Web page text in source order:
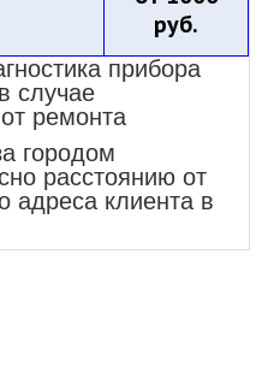
руб.
прибора
случае
ремонта
городом
расстоянию от
адреса клиента в